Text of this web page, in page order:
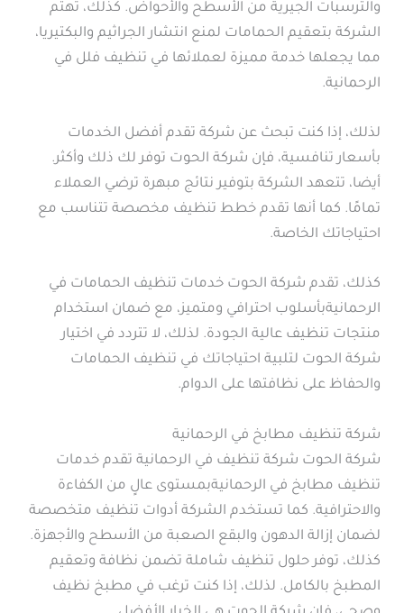
والترسبات الجيرية من الأسطح والأحواض. كذلك، تهتم
الشركة بتعقيم الحمامات لمنع انتشار الجراثيم والبكتيريا،
مما يجعلها خدمة مميزة لعملائها في تنظيف فلل في
الرحمانية.
لذلك، إذا كنت تبحث عن شركة تقدم أفضل الخدمات
بأسعار تنافسية، فإن شركة الحوت توفر لك ذلك وأكثر.
أيضا، تتعهد الشركة بتوفير نتائج مبهرة ترضي العملاء
تمامًا. كما أنها تقدم خطط تنظيف مخصصة تتناسب مع
احتياجاتك الخاصة.
كذلك، تقدم شركة الحوت خدمات تنظيف الحمامات في
الرحمانيةبأسلوب احترافي ومتميز، مع ضمان استخدام
منتجات تنظيف عالية الجودة. لذلك، لا تتردد في اختيار
شركة الحوت لتلبية احتياجاتك في تنظيف الحمامات
والحفاظ على نظافتها على الدوام.
شركة تنظيف مطابخ في الرحمانية
شركة الحوت شركة تنظيف في الرحمانية تقدم خدمات
تنظيف مطابخ في الرحمانيةبمستوى عالٍ من الكفاءة
والاحترافية. كما تستخدم الشركة أدوات تنظيف متخصصة
لضمان إزالة الدهون والبقع الصعبة من الأسطح والأجهزة.
كذلك، توفر حلول تنظيف شاملة تضمن نظافة وتعقيم
المطبخ بالكامل. لذلك، إذا كنت ترغب في مطبخ نظيف